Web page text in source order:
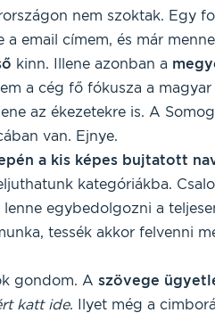
nem szoktak. Egy
email címem, és már
kinn. Illene azonban a
a cég fő fókusza a
az ékezetekre is. A
van. Ejnye.
a kis képes bujtatott
kategóriákba.
egybedolgozni a
tessék akkor felvenni
gondom. A szövege
katt ide. Ilyet még a